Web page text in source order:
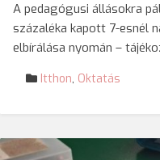
A pedagógusi állásokra
százaléka kapott 7-esnél
elbírálása nyomán –
Itthon, Oktatás